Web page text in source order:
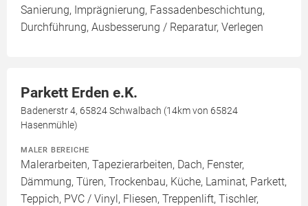
Sanierung, Imprägnierung, Fassadenbeschichtung,
Durchführung, Ausbesserung / Reparatur, Verlegen
Parkett Erden e.K.
Badenerstr 4, 65824 Schwalbach (14km von 65824
Hasenmühle)
MALER BEREICHE
Malerarbeiten, Tapezierarbeiten, Dach, Fenster,
Dämmung, Türen, Trockenbau, Küche, Laminat, Parkett,
Teppich, PVC / Vinyl, Fliesen, Treppenlift, Tischler,